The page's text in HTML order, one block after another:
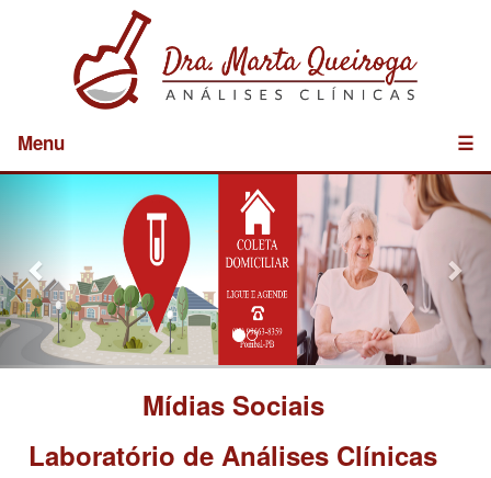
Menu ☰
Previous
Mídias Sociais
Laboratório de Análises Clínicas